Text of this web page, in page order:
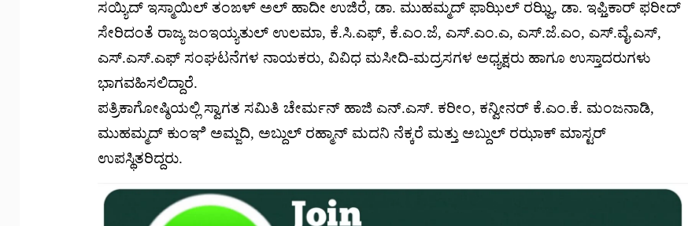
ಸಯ್ಯಿದ್ ಇಸ್ಮಾಯಿಲ್ ತಂಙಳ್ ಅಲ್ ಹಾದೀ ಉಜಿರೆ, ಡಾ. ಮುಹಮ್ಮದ್ ಫಾಝಿಲ್ ರಝ್ವಿ, ಡಾ. ಇಫ್ತಿಕಾರ್ ಫರೀದ್
ಸೇರಿದಂತೆ ರಾಜ್ಯ ಜಂಇಯ್ಯತುಲ್ ಉಲಮಾ, ಕೆ.ಸಿ.ಎಫ್, ಕೆ.ಎಂ.ಜೆ, ಎಸ್.ಎಂ.ಎ, ಎಸ್.ಜೆ.ಎಂ, ಎಸ್.ವೈ.ಎಸ್,
ಎಸ್.ಎಸ್.ಎಫ್ ಸಂಘಟನೆಗಳ ನಾಯಕರು, ವಿವಿಧ ಮಸೀದಿ-ಮದ್ರಸಗಳ ಅಧ್ಯಕ್ಷರು ಹಾಗೂ ಉಸ್ತಾದರುಗಳು
ಭಾಗವಹಿಸಲಿದ್ದಾರೆ.
ಪತ್ರಿಕಾಗೋಷ್ಠಿಯಲ್ಲಿ ಸ್ವಾಗತ ಸಮಿತಿ ಚೇರ್ಮನ್ ಹಾಜಿ ಎನ್.ಎಸ್. ಕರೀಂ, ಕನ್ವೀನರ್ ಕೆ.ಎಂ.ಕೆ. ಮಂಜನಾಡಿ,
ಮುಹಮ್ಮದ್ ಕುಂಞಿ ಅಮ್ಜದಿ, ಅಬ್ದುಲ್ ರಹ್ಮಾನ್ ಮದನಿ ನೆಕ್ಕರೆ ಮತ್ತು ಅಬ್ದುಲ್ ರಝಾಕ್ ಮಾಸ್ಟರ್
ಉಪಸ್ಥಿತರಿದ್ದರು.